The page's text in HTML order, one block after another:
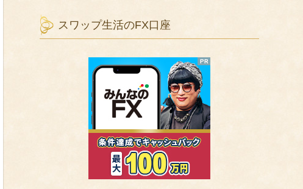
スワップ生活のFX口座